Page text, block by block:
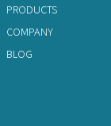
PRODUCTS
COMPANY
BLOG